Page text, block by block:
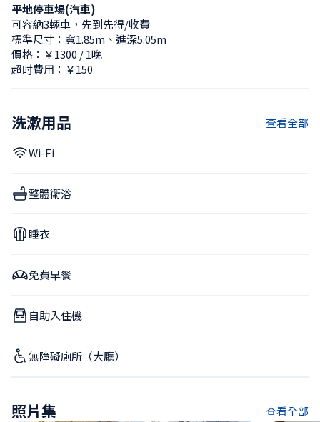
平地停車場(汽車)
可容納3輛車，先到先得/收費
標準尺寸：寬1.85m、進深5.05m
價格：￥1300 / 1晚
超时費用：￥150
洗漱用品 查看全部
Wi-Fi
整體衛浴
睡衣
免費早餐
自助入住機
無障礙廁所（大廳）
照片集 查看全部